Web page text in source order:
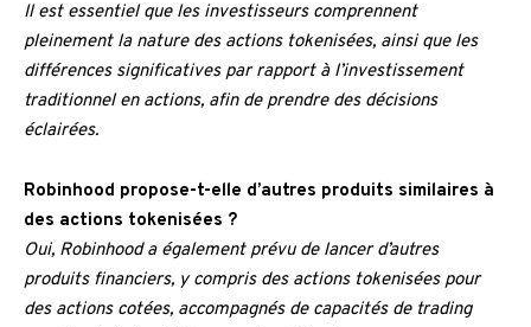
Il est essentiel que les investisseurs comprennent
pleinement la nature des actions tokenisées, ainsi que les
différences significatives par rapport à l’investissement
traditionnel en actions, afin de prendre des décisions
éclairées.
Robinhood propose-t-elle d’autres produits similaires à
des actions tokenisées ?
Oui, Robinhood a également prévu de lancer d’autres
produits financiers, y compris des actions tokenisées pour
des actions cotées, accompagnés de capacités de trading